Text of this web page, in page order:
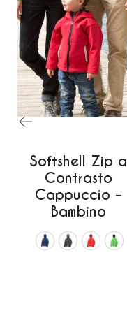
Softshell Zip a
Contrasto
Cappuccio –
Bambino